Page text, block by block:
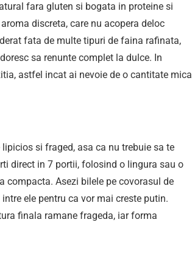
fara gluten si bogata in proteine si
discreta, care nu acopera deloc
fata de multe tipuri de faina rafinata,
sa renunte complet la dulce. In
astfel incat ai nevoie de o cantitate mica
si fraged, asa ca nu trebuie sa te
direct in 7 portii, folosind o lingura sau o
compacta. Asezi bilele pe covorasul de
ele pentru ca vor mai creste putin.
finala ramane frageda, iar forma